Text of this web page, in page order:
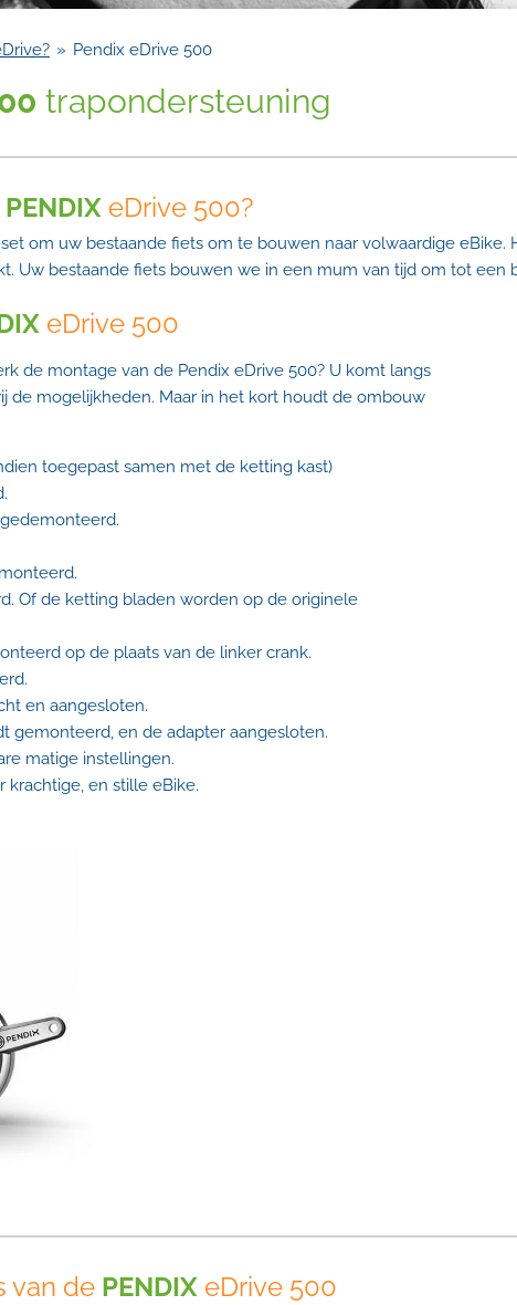
» Pendix eDrive 500
trapondersteuning
PENDIX eDrive 500?
om uw bestaande fiets om te bouwen naar volwaardige
Uw bestaande fiets bouwen we in een mum van tijd om tot een
eDrive 500
de montage van de Pendix eDrive 500? U komt langs
de mogelijkheden. Maar in het kort houdt de ombouw
toegepast samen met de ketting kast)
gedemonteerd.
Of de ketting bladen worden op de originele
op de plaats van de linker crank.
en aangesloten.
gemonteerd, en de adapter aangesloten.
matige instellingen.
krachtige, en stille eBike.
van de PENDIX eDrive 500